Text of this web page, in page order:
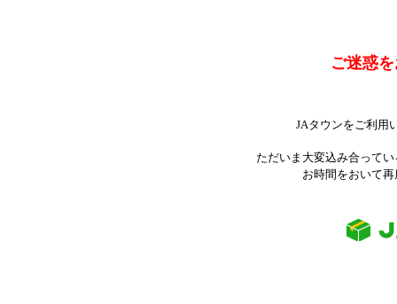
ご迷惑
JAタウンをご利用
ただいま大変込み合って
お時間をおいて